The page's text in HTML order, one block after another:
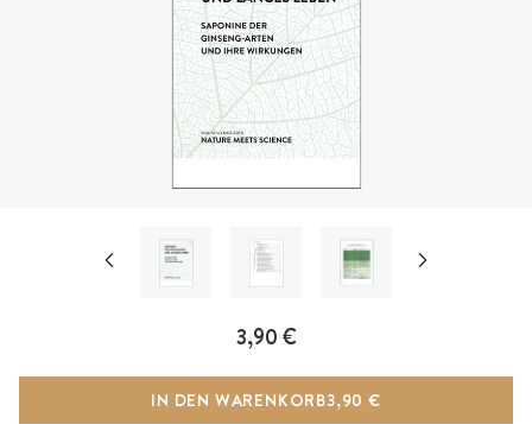
3,90 €
IN DEN WARENKORB3,90 €